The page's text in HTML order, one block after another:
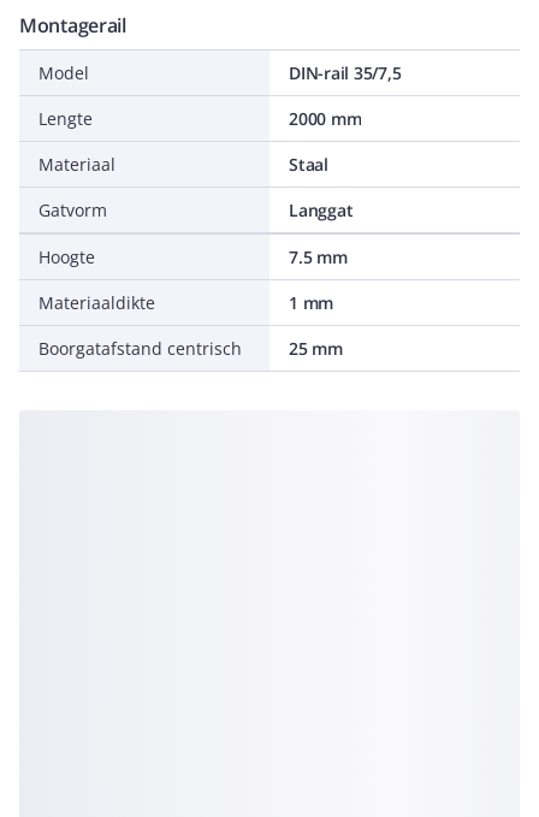
Montagerail
Model
DIN-rail 35/7,5
Lengte
2000 mm
Materiaal
Staal
Gatvorm
Langgat
Hoogte
7.5 mm
Materiaaldikte
1 mm
Boorgatafstand centrisch
25 mm